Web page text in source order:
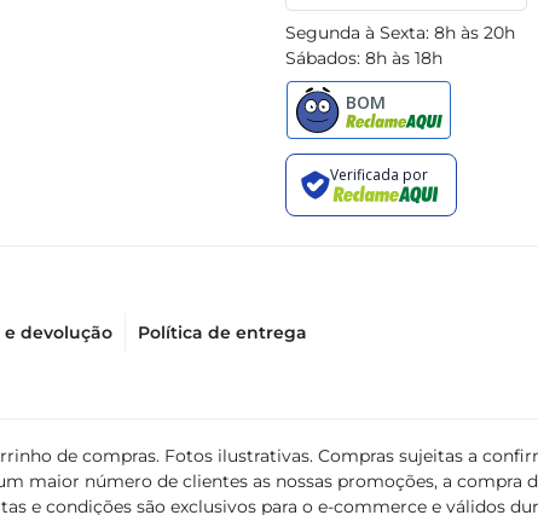
Segunda à Sexta: 8h às 20h
Sábados: 8h às 18h
devolução Política de entrega
de compras. Fotos ilustrativas. Compras sujeitas a
maior número de clientes as nossas promoções, a compra
e condições são exclusivos para o e-commerce e válidos